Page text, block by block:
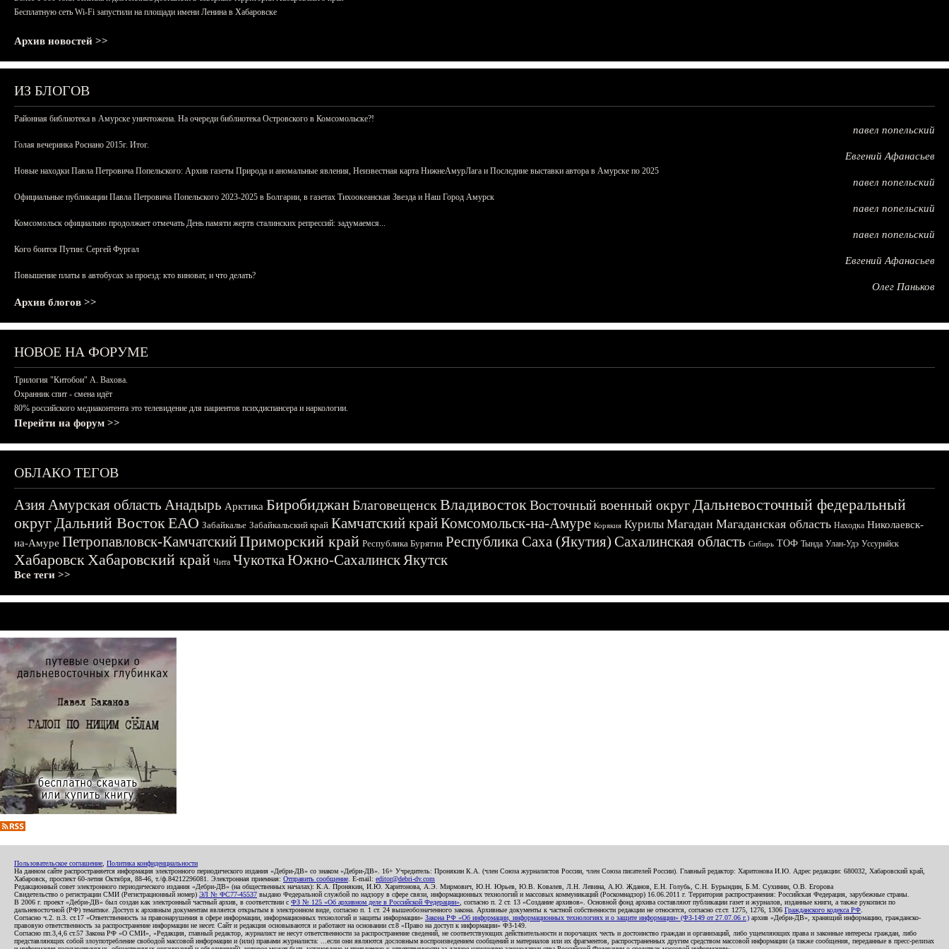
Бесплатную сеть Wi-Fi запустили на площади имени Ленина в Хабаровске
Архив новостей >>
ИЗ БЛОГОВ
Районная библиотека в Амурске уничтожена. На очереди библиотека Островского в Комсомольске?!
павел попельский
Голая вечеринка Роснано 2015г. Итог.
Евгений Афанасьев
Новые находки Павла Петровича Попельского: Архив газеты Природа и аномальные явления, Неизвестная карта НижнеАмурЛага и Последние выставки автора в Амурске по 2025
павел попельский
Официальные публикации Павла Петровича Попельского 2023-2025 в Болгарии, в газетах Тихоокеанская Звезда и Наш Город Амурск
павел попельский
Комсомольск официально продолжает отмечать День памяти жертв сталинских репрессий: задумаемся...
павел попельский
Кого боится Путин: Сергей Фургал
Евгений Афанасьев
Повышение платы в автобусах за проезд: кто виноват, и что делать?
Олег Паньков
Архив блогов >>
НОВОЕ НА ФОРУМЕ
Трилогия "Китобои" А. Вахова.
Охранник спит - смена идёт
80% российского медиаконтента это телевидение для пациентов психдиспансера и наркологии.
Перейти на форум >>
ОБЛАКО ТЕГОВ
АзияАмурская область Анадырь Арктика БиробиджанБлаговещенскВладивостокВосточный военный округДальневосточный федеральный
округДальний ВостокЕАО Забайкалье Забайкальский край Камчатский крайКомсомольск-на-Амуре Корякия Курилы Магадан Магаданская область Находка Николаевск-
на-Амуре Петропавловск-КамчатскийПриморский край Республика Бурятия Республика Саха (Якутия) Сахалинская область Сибирь ТОФ Тында Улан-Удэ Уссурийск
ХабаровскХабаровский край Чита ЧукоткаЮжно-СахалинскЯкутск
Все теги >>
Пользовательское соглашение Политика конфиденциальности
На данном сайте распространяется информация электронного периодического издания «Дебри-ДВ» со знаком «Дебри-ДВ». 16+ Учредитель: Пронякин К.А. (член Союза журналистов России, член Союза писателей России). Главный редактор: Харитонова И.Ю. Адрес редакции: 680032, Хабаровский край,
Хабаровск, проспект 60-летия Октября, 88-46, т./ф.84212296081. Электронная приемная: Отправить сообщение . E-mail: editor@debri-dv.com
Редакционный совет электронного периодического издания «Дебри-ДВ» (на общественных началах): К.А. Пронякин, И.Ю. Харитонова, А.Э. Мирмович, Ю.Н. Юрьев, Ю.В. Ковалев, Л.Н. Левина, А.Ю. Жданов, Е.Н. Голубь, С.Н. Бурындин, Б.М. Сухинин, О.В. Егорова
Свидетельство о регистрации СМИ (Регистрационный номер) ЭЛ № ФС77-45537 выдано Федеральной службой по надзору в сфере связи, информационных технологий и массовых коммуникаций (Роскомнадзор) 16.06.2011 г. Территория распространения: Российская Федерация, зарубежные страны.
В 2006 г. проект «Дебри-ДВ» был создан как электронный частный архив, в соответствии с ФЗ № 125 «Об архивном деле в Российской Федерации» , согласно п. 2 ст. 13 «Создание архивов». Основной фонд архива составляют публикации газет и журналов, изданные книги, а также рукописи по
дальневосточной (РФ) тематике. Доступ к архивным документам является открытым в электронном виде, согласно п. 1 ст. 24 вышеобозначенного закона. Архивные документы к частной собственности редакции не относятся, согласно ст.ст. 1275, 1276, 1306 Гражданского кодекса РФ
Согласно ч.2. п.3. ст.17 «Ответственность за правонарушения в сфере информации, информационных технологий и защиты информации» Закона РФ «Об информации, информационных технологиях и о защите информации» (ФЗ-149 от 27.07.06 г.) архив «Дебри-ДВ», хранящий информацию, гражданско-
правовую ответственность за распространение информации не несет. Сайт и редакция основываются и работают на основании ст.8 «Право на доступ к информации» ФЗ-149.
Согласно пп.3,4,6 ст.57 Закона РФ «О СМИ», «Редакция, главный редактор, журналист не несут ответственности за распространение сведений, не соответствующих действительности и порочащих честь и достоинство граждан и организаций, либо ущемляющих права и законные интересы граждан, либо
представляющих собой злоупотребление свободой массовой информации и (или) правами журналиста: ...если они являются дословным воспроизведением сообщений и материалов или их фрагментов, распространенных другим средством массовой информации (а также сообщения, переданные в пресс-релизах